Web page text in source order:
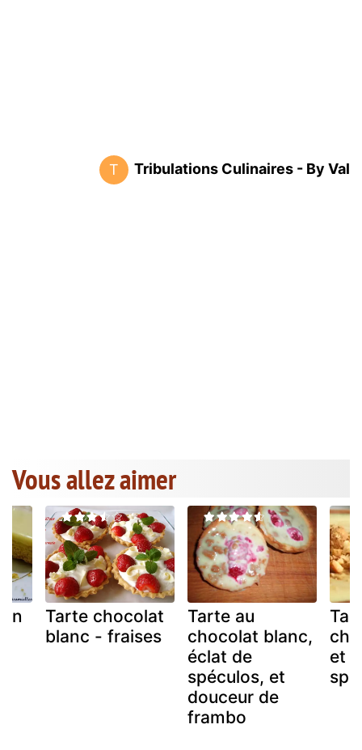
T Tribulations Culinaires - By Val
Vous allez aimer
Tarte chocolat
blanc - fraises
Tarte au
chocolat blanc,
éclat de
spéculos, et
douceur de
frambo
et